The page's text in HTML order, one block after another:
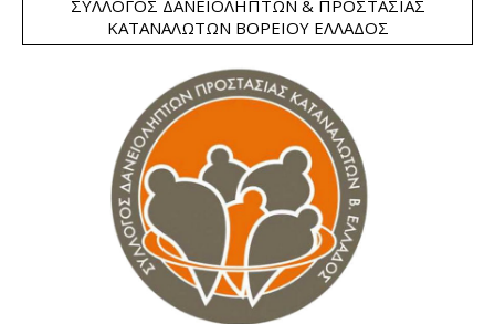
ΣΎΛΛΟΓΟΣ ΔΑΝΕΙΟΛΗΠΤΏΝ & ΠΡΟΣΤΑΣΊΑΣ
ΚΑΤΑΝΑΛΩΤΏΝ ΒΟΡΕΊΟΥ ΕΛΛΆΔΟΣ